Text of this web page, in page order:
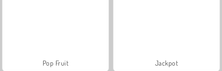
Pop Fruit Jackpot